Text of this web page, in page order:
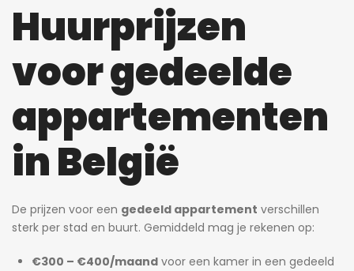
Huurprijzen
voor gedeelde
appartementen
in België
De prijzen voor een gedeeld appartement verschillen
sterk per stad en buurt. Gemiddeld mag je rekenen op:
€300 – €400/maand voor een kamer in een gedeeld